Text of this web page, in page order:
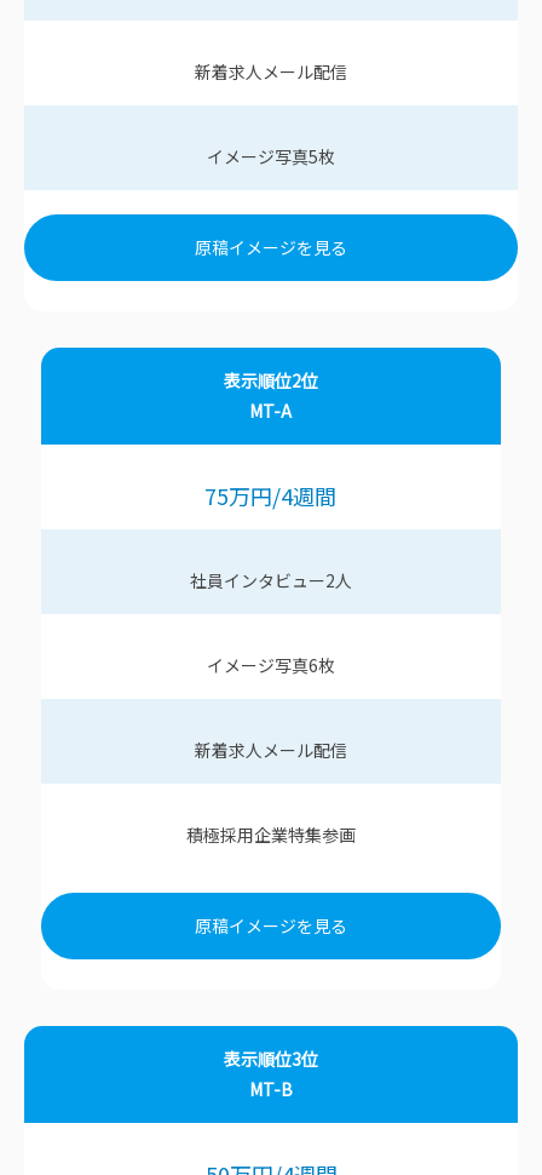
新着求人メール配信
イメージ写真5枚
原稿イメージを見る
表示順位2位
MT-A
75万円/4週間
社員インタビュー2人
イメージ写真6枚
新着求人メール配信
積極採用企業特集参画
原稿イメージを見る
表示順位3位
MT-B